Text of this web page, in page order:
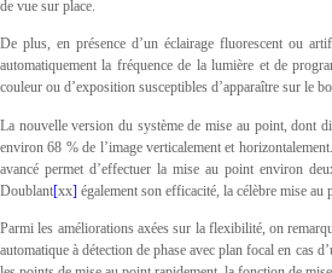
de vue sur place.
De plus, en présence d’un éclairage fluorescent ou
automatiquement la fréquence de la lumière et de
couleur ou d’exposition susceptibles d’apparaître sur le
La nouvelle version du système de mise au point, dont
environ 68 % de l’image verticalement et
avancé permet d’effectuer la mise au point environ
Doublant[xx] également son efficacité, la célèbre mise
Parmi les améliorations axées sur la flexibilité, on
automatique à détection de phase avec plan focal en cas